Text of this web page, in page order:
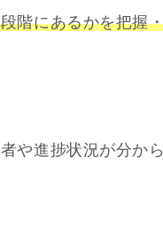
階にあるかを把握
や進捗状況が分か